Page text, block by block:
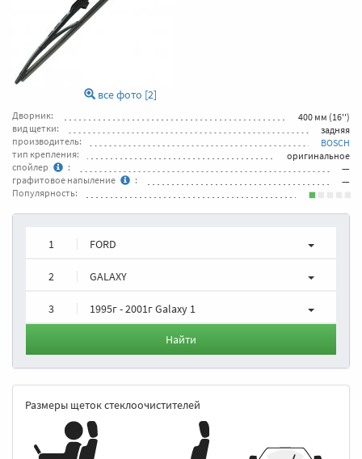
все фото [2]
Дворник:
400 мм (16'')
вид щетки:
задняя
производитель:
BOSCH
тип крепления:
оригинальное
спойлер
:
—
графитовое напыление
:
—
Популярность:
1 FORD
2 GALAXY
3 1995г - 2001г Galaxy 1
Найти
Размеры щеток стеклоочистителей